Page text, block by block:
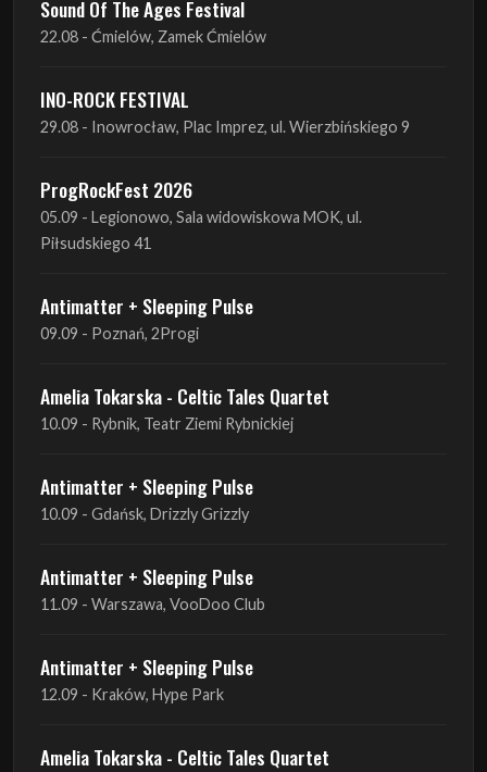
Sound Of The Ages Festival
22.08 - Ćmielów, Zamek Ćmielów
INO-ROCK FESTIVAL
29.08 - Inowrocław, Plac Imprez, ul. Wierzbińskiego 9
ProgRockFest 2026
05.09 - Legionowo, Sala widowiskowa MOK, ul.
Piłsudskiego 41
Antimatter + Sleeping Pulse
09.09 - Poznań, 2Progi
Amelia Tokarska - Celtic Tales Quartet
10.09 - Rybnik, Teatr Ziemi Rybnickiej
Antimatter + Sleeping Pulse
10.09 - Gdańsk, Drizzly Grizzly
Antimatter + Sleeping Pulse
11.09 - Warszawa, VooDoo Club
Antimatter + Sleeping Pulse
12.09 - Kraków, Hype Park
Amelia Tokarska - Celtic Tales Quartet